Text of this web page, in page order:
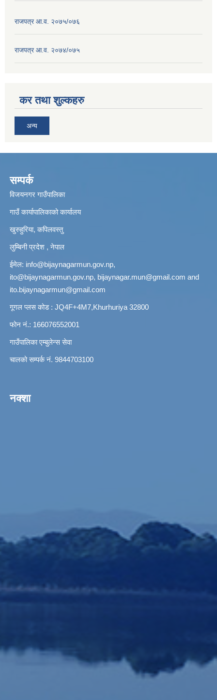
राजपत्र आ.व. २०७५/०७६
राजपत्र आ.व. २०७४/०७५
कर तथा शुल्कहरु
अन्य
सम्पर्क
विजयनगर गाउँपालिका
गाउँ कार्यापालिकाको कार्यालय
खुरुहुरिया, कपिलवस्तु
लुम्बिनी प्रदेश , नेपाल
ईमेल: info@bijaynagarmun.gov.np,
ito@bijaynagarmun.gov.np, bijaynagar.mun@gmail.com and
ito.bijaynagarmun@gmail.com
गूगल प्लस कोड : JQ4F+4M7,Khurhuriya 32800
फोन नं.: 166076552001
गाउँपालिका एम्बुलेन्स सेवा
चालको सम्पर्क नं. 9844703100
नक्शा